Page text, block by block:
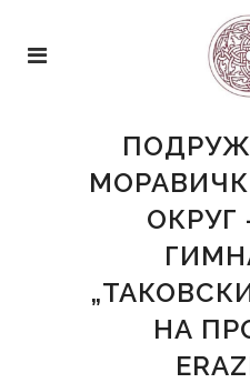
ОКРУГ
НА